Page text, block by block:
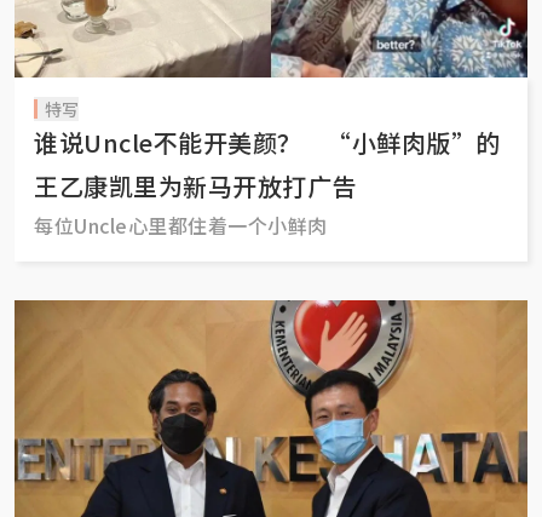
特写
谁说Uncle不能开美颜？ “小鲜肉版”的
王乙康凯里为新马开放打广告
每位Uncle心里都住着一个小鲜肉